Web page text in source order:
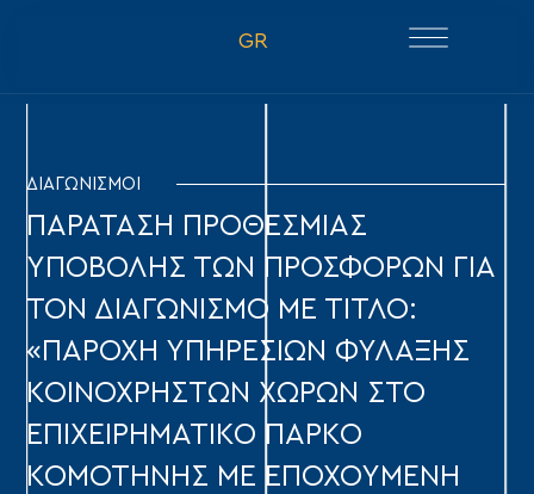
GR
ΔΙΑΓΩΝΙΣΜΟΙ
ΠΑΡΑΤΑΣΗ ΠΡΟΘΕΣΜΙΑΣ
ΥΠΟΒΟΛΗΣ ΤΩΝ ΠΡΟΣΦΟΡΩΝ ΓΙΑ
ΤΟΝ ΔΙΑΓΩΝΙΣΜΟ ΜΕ ΤΙΤΛΟ:
«ΠΑΡΟΧΗ ΥΠΗΡΕΣΙΩΝ ΦΥΛΑΞΗΣ
ΚΟΙΝΟΧΡΗΣΤΩΝ ΧΩΡΩΝ ΣΤΟ
ΕΠΙΧΕΙΡΗΜΑΤΙΚΟ ΠΑΡΚΟ
ΚΟΜΟΤΗΝΗΣ ΜΕ ΕΠΟΧΟΥΜΕΝΗ